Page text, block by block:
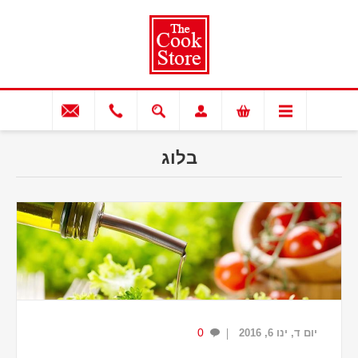
בלוג
יום ד, ינו 6, 2016 0